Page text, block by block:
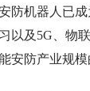
防机器人已
以及5G、物
安防产业规模